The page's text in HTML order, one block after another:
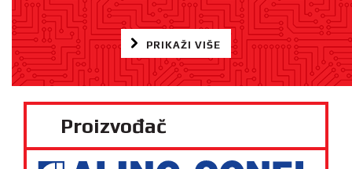
Proizvođač
PRIKAŽI VIŠE